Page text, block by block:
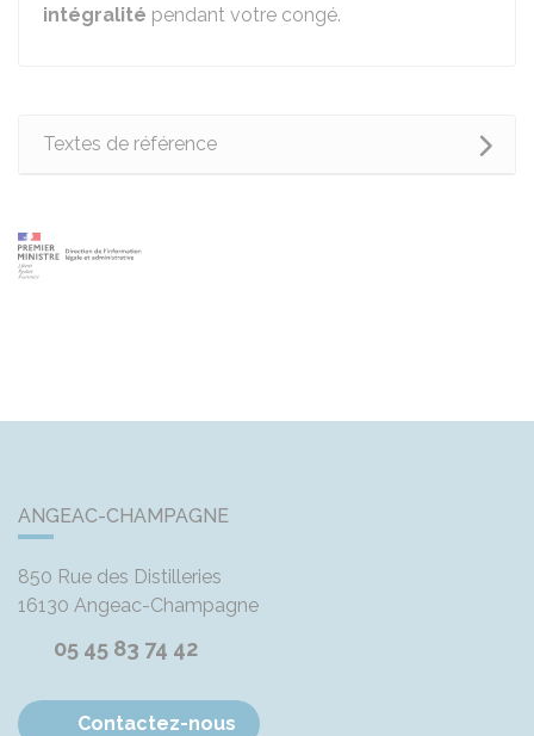
intégralité pendant votre congé.
Textes de référence
ANGEAC-CHAMPAGNE
850 Rue des Distilleries
16130 Angeac-Champagne
05 45 83 74 42
Contactez-nous